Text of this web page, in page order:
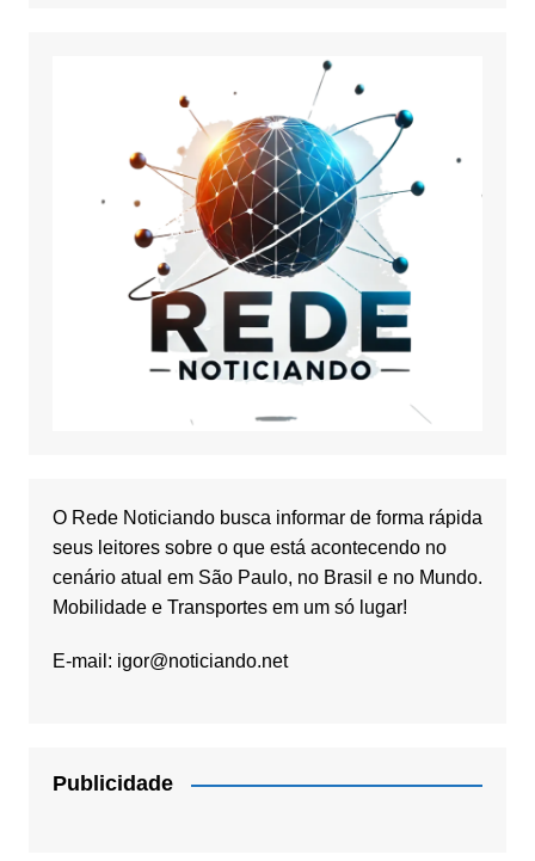
O Rede Noticiando busca informar de forma rápida
seus leitores sobre o que está acontecendo no
cenário atual em São Paulo, no Brasil e no Mundo.
Mobilidade e Transportes em um só lugar!
E-mail: igor@noticiando.net
Publicidade